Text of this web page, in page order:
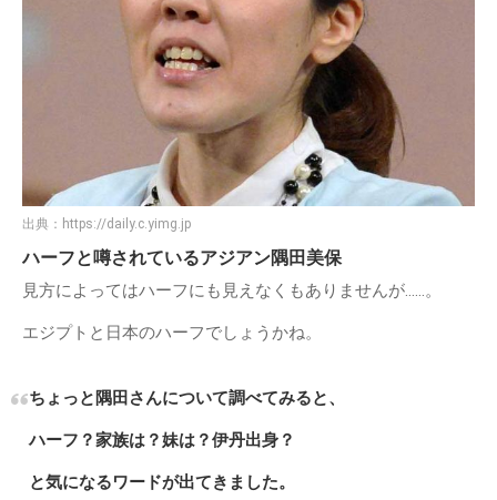
出典： https://daily.c.yimg.jp
ハーフと噂されているアジアン隅田美保
見方によってはハーフにも見えなくもありませんが……。
エジプトと日本のハーフでしょうかね。
ちょっと隅田さんについて調べてみると、
ハーフ？家族は？妹は？伊丹出身？
と気になるワードが出てきました。